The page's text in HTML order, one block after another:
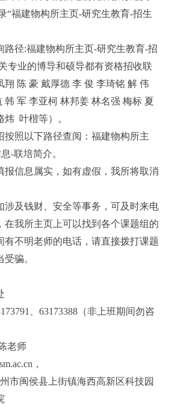
“福建物构所主页-研究生教育-招生
路径:福建物构所主页-研究生教育-招
专业的博导和硕导都有资格招收联
翔 陈 豪 戴厚德 李 俊 李琦铭 解 伟
韩 军 李亚柯 林邦姜 林名强 梅标 夏
炜 叶楷等）。
按照以下路径查阅：福建物构所主
-联培简介。
报信息属实，如有虚假，我所将取消
涉及钱财、安全等事务，可及时来电
在我所主页上可以找到各个课题组的
有不明老师的电话，请直接拨打课题
骗。
、63173388（非上班期间勿咨
老师
，
市闽侯县上街镇海西高新区科技园